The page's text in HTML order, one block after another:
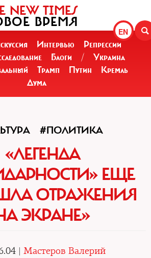
EN
NEW TIMES
ВРЕМЯ
Интервью
Репрессии
Блоги /
Украина
Трамп Путин
Кремль
Дума
#ПОЛИТИКА
«ЛЕГЕНДА
ЕЩЕ
ОТРАЖЕНИЯ
ЭКРАНЕ»
| Мастеров Валерий